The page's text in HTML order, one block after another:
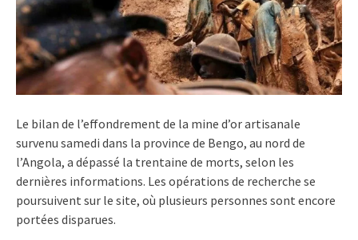
Le bilan de l’effondrement de la mine d’or artisanale
survenu samedi dans la province de Bengo, au nord de
l’Angola, a dépassé la trentaine de morts, selon les
dernières informations. Les opérations de recherche se
poursuivent sur le site, où plusieurs personnes sont encore
portées disparues.